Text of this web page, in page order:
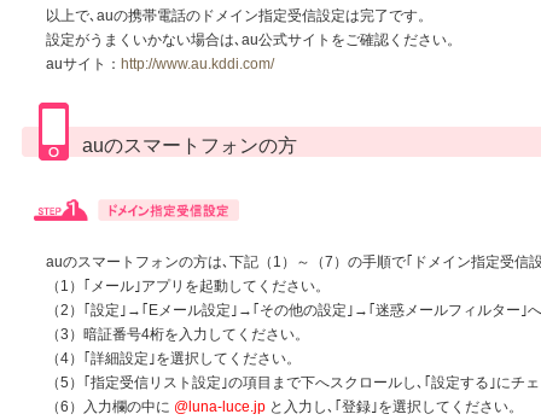
以上で､auの携帯電話のドメイン指定受信設定は完了です。
設定がうまくいかない場合は､au公式サイトをご確認ください。
auサイト： http://www.au.kddi.com/
auのスマートフォンの方
auのスマートフォンの方は､下記（1）～（7）の手順で｢ドメイン指定受信
（1）｢メール｣アプリを起動してください。
（2）｢設定｣→｢Eメール設定｣→｢その他の設定｣→｢迷惑メールフィルター｣
（3）暗証番号4桁を入力してください。
（4）｢詳細設定｣を選択してください。
（5）｢指定受信リスト設定｣の項目まで下へスクロールし､｢設定する｣にチ
（6）入力欄の中に @luna-luce.jp と入力し､｢登録｣を選択してください。